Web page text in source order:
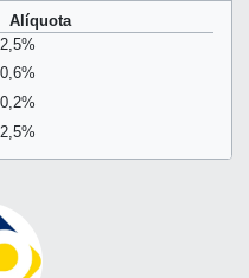
Alíquota
2,5%
0,6%
0,2%
2,5%